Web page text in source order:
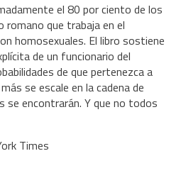
el 80 por ciento de los
romano que trabaja en el
homosexuales. El libro sostiene
de un funcionario del
de que pertenezca a
se escale en la cadena de
se encontrarán. Y que no todos
Times